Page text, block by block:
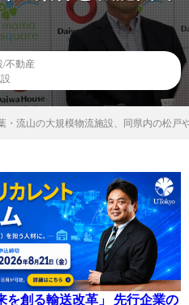
/不動産
・流山の大規模物流施設、同県内の松戸
を創る輸送改革」 先行企業の